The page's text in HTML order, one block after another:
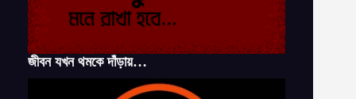
জীবন যখন থমকে দাঁড়ায়…